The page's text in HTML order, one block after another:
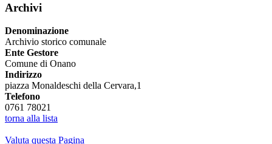
Archivi
Denominazione
Archivio storico comunale
Ente Gestore
Comune di Onano
Indirizzo
piazza Monaldeschi della Cervara,1
Telefono
0761 78021
torna alla lista
Valuta questa Pagina